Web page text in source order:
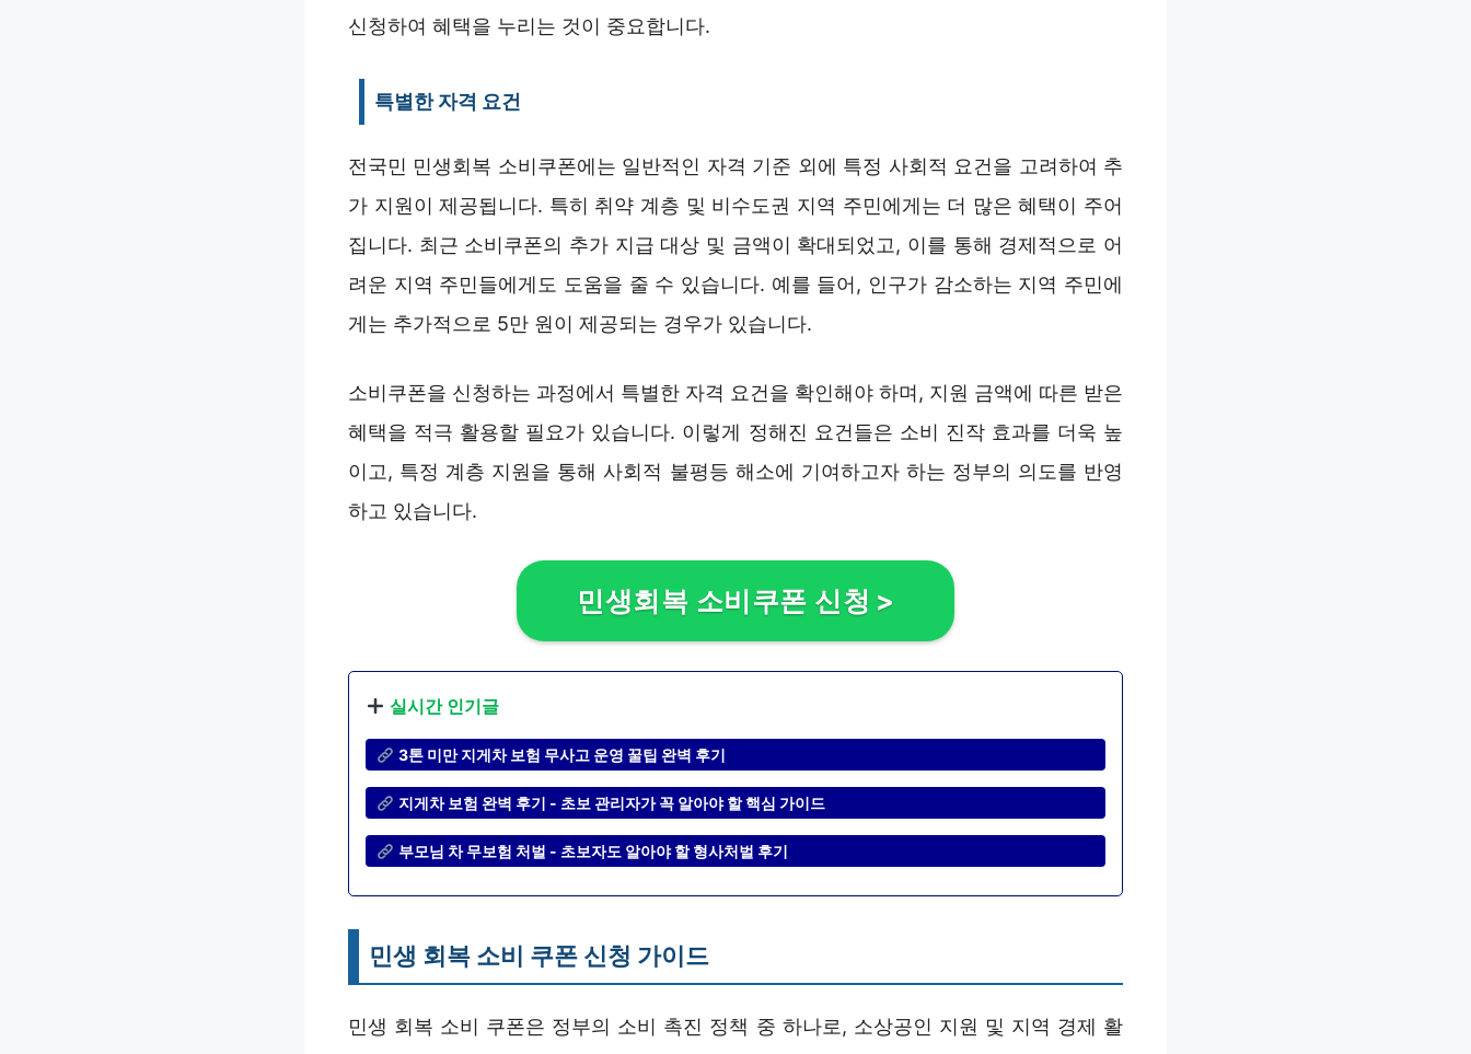
신청하여 혜택을 누리는 것이 중요합니다.
특별한 자격 요건
전국민 민생회복 소비쿠폰에는 일반적인 자격 기준 외에 특정 사회적 요건을 고려하여 추
가 지원이 제공됩니다. 특히 취약 계층 및 비수도권 지역 주민에게는 더 많은 혜택이 주어
집니다. 최근 소비쿠폰의 추가 지급 대상 및 금액이 확대되었고, 이를 통해 경제적으로 어
려운 지역 주민들에게도 도움을 줄 수 있습니다. 예를 들어, 인구가 감소하는 지역 주민에
게는 추가적으로 5만 원이 제공되는 경우가 있습니다.
소비쿠폰을 신청하는 과정에서 특별한 자격 요건을 확인해야 하며, 지원 금액에 따른 받은
혜택을 적극 활용할 필요가 있습니다. 이렇게 정해진 요건들은 소비 진작 효과를 더욱 높
이고, 특정 계층 지원을 통해 사회적 불평등 해소에 기여하고자 하는 정부의 의도를 반영
하고 있습니다.
민생회복 소비쿠폰 신청 >
실시간 인기글
3톤 미만 지게차 보험 무사고 운영 꿀팁 완벽 후기
지게차 보험 완벽 후기 - 초보 관리자가 꼭 알아야 할 핵심 가이드
부모님 차 무보험 처벌 - 초보자도 알아야 할 형사처벌 후기
민생 회복 소비 쿠폰 신청 가이드
민생 회복 소비 쿠폰은 정부의 소비 촉진 정책 중 하나로, 소상공인 지원 및 지역 경제 활